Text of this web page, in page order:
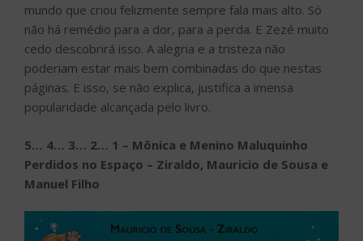
mundo que criou felizmente sempre fala mais alto. Só
não há remédio para a dor, para a perda. E Zezé muito
cedo descobrirá isso. A alegria e a tristeza não
poderiam estar mais bem combinadas do que nestas
páginas. E isso, se não explica, justifica a imensa
popularidade alcançada pelo livro.
5… 4… 3… 2… 1 – Mônica e Menino Maluquinho
Perdidos no Espaço – Ziraldo, Mauricio de Sousa e
Manuel Filho